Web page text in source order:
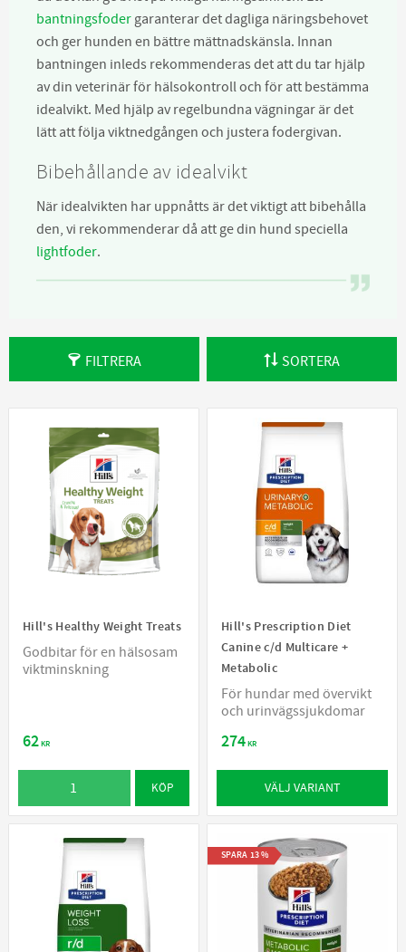
bantningsfoder garanterar det dagliga näringsbehovet
och ger hunden en bättre mättnadskänsla. Innan
bantningen inleds rekommenderas det att du tar hjälp
av din veterinär för hälsokontroll och för att bestämma
idealvikt. Med hjälp av regelbundna vägningar är det
lätt att följa viktnedgången och justera fodergivan.
Bibehållande av idealvikt
När idealvikten har uppnåtts är det viktigt att bibehålla
den, vi rekommenderar då att ge din hund speciella
lightfoder.
FILTRERA SORTERA
Hill's Healthy Weight Treats
Godbitar för en hälsosam
viktminskning
62KR
KÖP
Hill's Prescription Diet
Canine c/d Multicare +
Metabolic
För hundar med övervikt
och urinvägssjukdomar
274KR
VÄLJ VARIANT
SPARA 13%